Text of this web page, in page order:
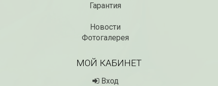
Гарантия
Новости
Фотогалерея
МОЙ КАБИНЕТ
Вход